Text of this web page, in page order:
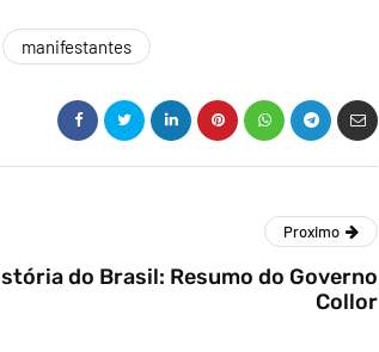
manifestantes
Proximo
do Brasil: Resumo do Governo
Collor